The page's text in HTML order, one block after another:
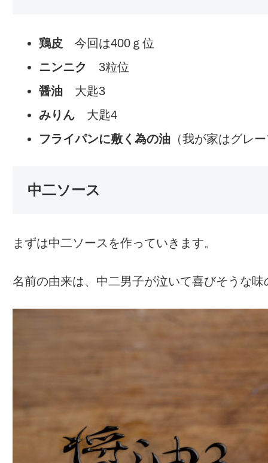
鶏皮 今回は400ｇ位
ニンニク 3粒位
醤油 大匙3
みりん 大匙4
フライパンに敷く為の油 （我が家はグレ
中二ソース
まずは中二ソースを作っていきます。
名前の由来は、中二男子が泣いて喜びそうな